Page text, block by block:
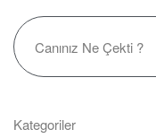
Kategoriler